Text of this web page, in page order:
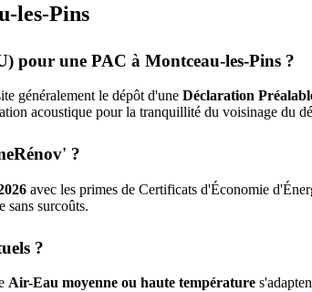
les-Pins
pour une PAC à Montceau-les-Pins ?
généralement le dépôt d'une Déclaration
acoustique pour la tranquillité du voisinage du
?
avec les primes de Certificats d'Économie
sans surcoûts.
?
Air-Eau moyenne ou haute température